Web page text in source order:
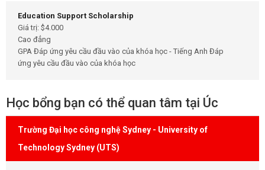
Education Support Scholarship
Giá trị: $4.000
Cao đẳng
GPA Đáp ứng yêu cầu đầu vào của khóa học - Tiếng Anh Đáp
ứng yêu cầu đầu vào của khóa học
Học bổng bạn có thể quan tâm tại Úc
Trường Đại học công nghệ Sydney - University of
Technology Sydney (UTS)